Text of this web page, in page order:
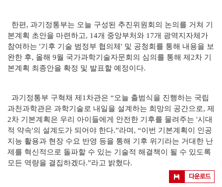
한편, 과기정통부는 오늘 구성된 추진위원회의 논의를 거쳐 기
본계획 초안을 마련하고, 14개 중앙부처와 17개 광역지자체가
참여하는 '기후 기술 범정부 협의체' 및 공청회를 통해 내용을 보
완한 후, 올해 9월 국가과학기술자문회의 심의를 통해 제2차 기
본계획 최종안을 확정 및 발표할 예정이다.
과기정통부 구혁채 제1차관은 “오늘 출범식을 진행하는 국립
과천과학관은 과학기술로 내일을 설계하는 희망의 공간으로, 제
2차 기본계획은 우리 아이들에게 안전한 기후를 물려주는 '시대
적 약속'의 설계도가 되어야 한다.”라며, “이번 기본계획이 인공
지능 활용과 현장 수요 반영 등을 통해 기후 위기라는 거대한 난
제를 혁신적으로 돌파할 수 있는 기술적 해결책이 될 수 있도록
모든 역량을 결집하겠다.”라고 밝혔다.
다운로드